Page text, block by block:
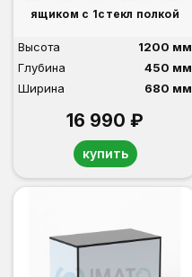
ящиком с 1стекл полкой
Высота
1200 мм
Глубина
450 мм
Ширина
680 мм
16 990 ₽
купить